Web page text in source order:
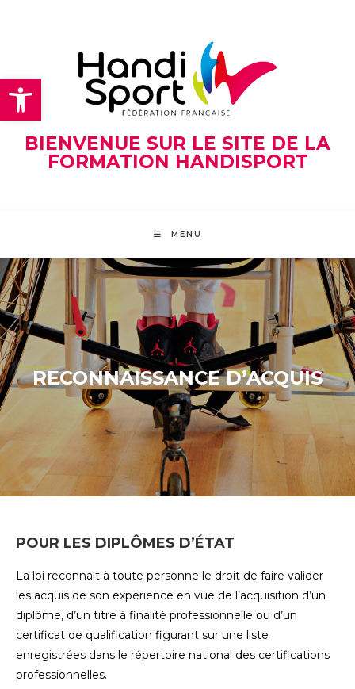
Ouvrir la barre d’outils
BIENVENUE SUR LE SITE DE LA
FORMATION HANDISPORT
MENU
RECONNAISSANCE D’ACQUIS
POUR LES DIPLÔMES D’ÉTAT
La loi reconnait à toute personne le droit de faire valider
les acquis de son expérience en vue de l’acquisition d’un
diplôme, d’un titre à finalité professionnelle ou d’un
certificat de qualification figurant sur une liste
enregistrées dans le répertoire national des certifications
professionnelles.